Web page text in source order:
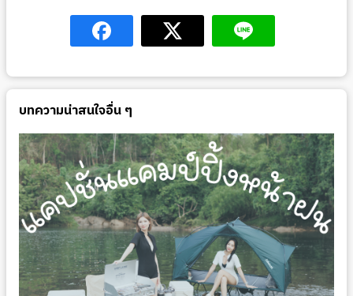
บทความน่าสนใจอื่น ๆ